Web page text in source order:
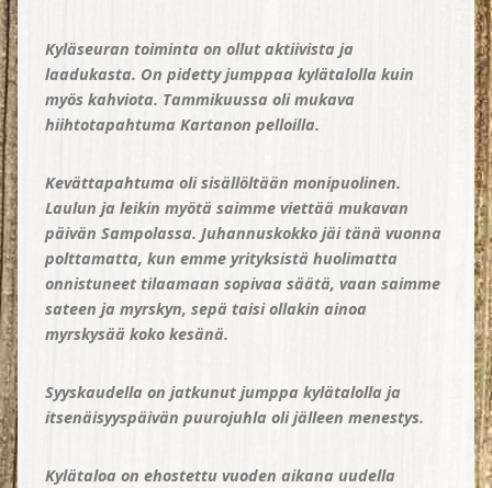
Kyläseuran toiminta on ollut aktiivista ja
laadukasta. On pidetty jumppaa kylätalolla kuin
myös kahviota. Tammikuussa oli mukava
hiihtotapahtuma Kartanon pelloilla.
Kevättapahtuma oli sisällöltään monipuolinen.
Laulun ja leikin myötä saimme viettää mukavan
päivän Sampolassa. Juhannuskokko jäi tänä vuonna
polttamatta, kun emme yrityksistä huolimatta
onnistuneet tilaamaan sopivaa säätä, vaan saimme
sateen ja myrskyn, sepä taisi ollakin ainoa
myrskysää koko kesänä.
Syyskaudella on jatkunut jumppa kylätalolla ja
itsenäisyyspäivän puurojuhla oli jälleen menestys.
Kylätaloa on ehostettu vuoden aikana uudella